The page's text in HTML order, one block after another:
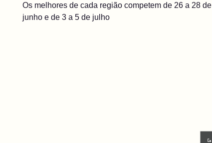
Os melhores de cada região competem de 26 a 28 de
junho e de 3 a 5 de julho